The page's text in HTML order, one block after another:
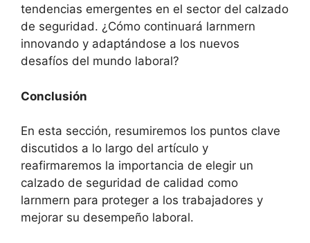
tendencias emergentes en el sector del calzado
de seguridad. ¿Cómo continuará larnmern
innovando y adaptándose a los nuevos
desafíos del mundo laboral?
Conclusión
En esta sección, resumiremos los puntos clave
discutidos a lo largo del artículo y
reafirmaremos la importancia de elegir un
calzado de seguridad de calidad como
larnmern para proteger a los trabajadores y
mejorar su desempeño laboral.